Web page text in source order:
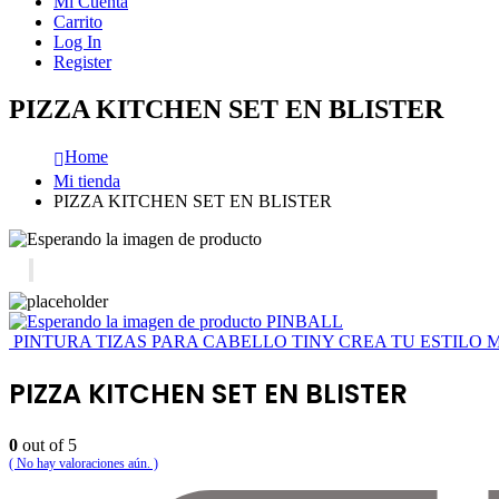
Carrito
Log In
Register
PIZZA KITCHEN SET EN BLISTER
Home
Mi tienda
PIZZA KITCHEN SET EN BLISTER
PINBALL
PINTURA TIZAS PARA CABELLO TINY CREA TU ESTILO
PIZZA KITCHEN SET EN BLISTER
0 out of 5
( No hay valoraciones aún. )